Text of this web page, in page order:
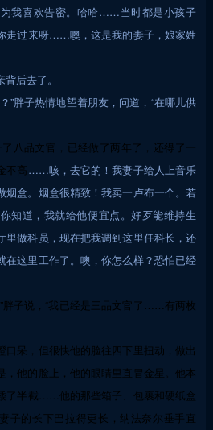
我喜欢告密。哈哈……当时都是小孩子
走过来呀……噢，这是我的妻子，娘家姓
后去了。
”胖子热情地望着朋友，问道，“在哪儿供
八品文官，已经做了两年了，还得了一
不高……咳，去它的！我妻子给人上音乐
烟盒。烟盒很精致！我卖一卢布一个。若
知道，我就给他便宜点。好歹能维持生
里做科员，现在把我调到这里任科长，还
这里工作了。噢，你怎么样？恐怕已经
胖子说，“我已经是三品文官了……有两枚
口呆，但很快他的脸往四下里扭动，做出
，他的脸上，他的眼睛里直冒金星。他本
了半截……他的那些箱子、包裹和硬纸盒
妻子的长下巴拉得更长，纳法奈尔垂手直